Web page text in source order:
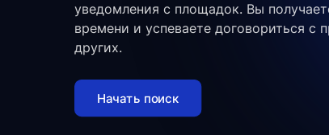
уведомления с площадок. Вы
времени и успеваете договориться с
других.
Начать поиск